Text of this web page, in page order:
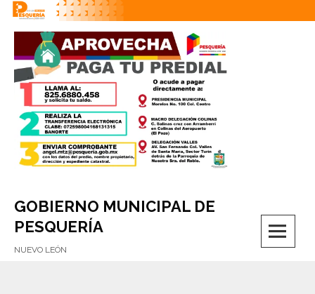
Skip
content
GOBIERNO MUNICIPAL DE
PESQUERÍA
NUEVO LEÓN